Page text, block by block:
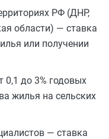
РФ (ДНР,
области) — ставка
или получении
0,1 до 3% годовых
жилья на сельских
— ставка